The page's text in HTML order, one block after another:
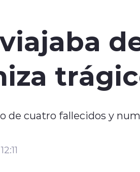
de cuatro fallecidos y
12:11